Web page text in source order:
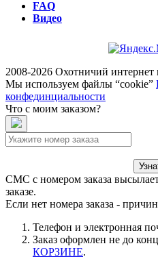
FAQ
Видео
2008-2026 Охотничий интернет
Мы используем файлы “cookie”
конфединциальности
Что с моим заказом?
СМС с номером заказа
заказе.
Если нет номера заказа -
Телефон и электронная
Заказ оформлен не до
КОРЗИНЕ.